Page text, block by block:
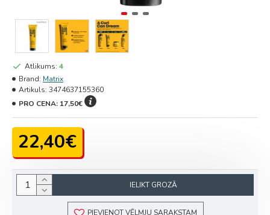
22,40€
Atlikums: 4
Brand: Matrix
Artikuls: 3474637155360
PRO CENA: 17,50€
IELIKT GROZĀ
PIEVIENOT VĒLMJU SARAKSTAM